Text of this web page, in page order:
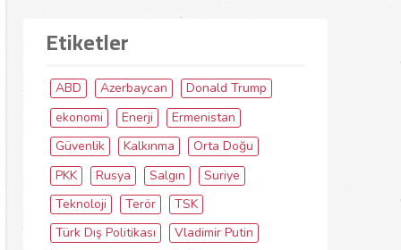
Etiketler
ABD Azerbaycan
Donald Trump
ekonomi
Enerji
Ermenistan
Güvenlik
Kalkınma
Orta Doğu
PKK
Rusya Salgın
Suriye
Teknoloji
Terör
TSK
Türk Dış Politikası
Vladimir Putin